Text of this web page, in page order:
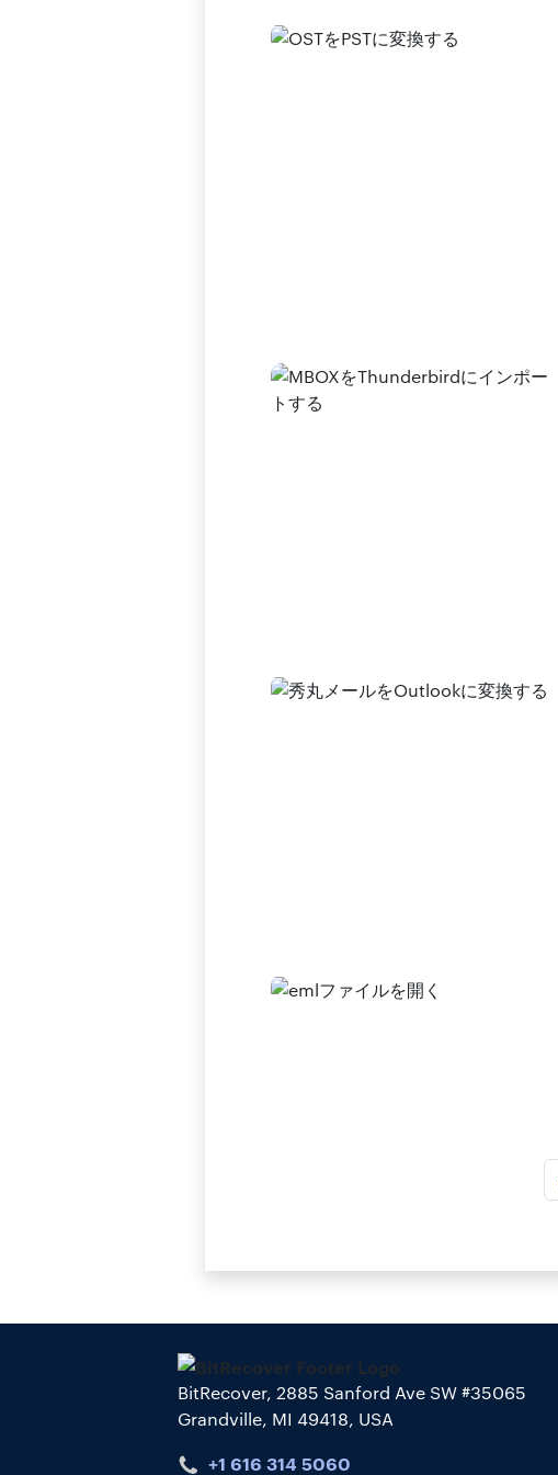
BitRecover, 2885 Sanford Ave SW #35065
Grandville, MI 49418, USA
+1 616 314 5060